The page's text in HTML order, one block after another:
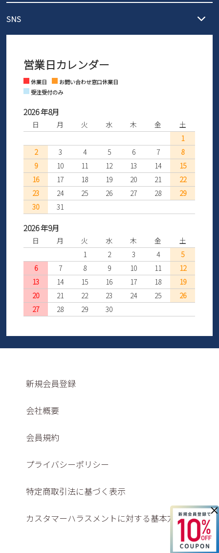
×
発送日・送料詳細については
ご利用ください。
ントとしても安心してご利用いただけるよう、サイズ交換の受付期
さい。
営業時間：11時～17時
※土日祝はお問い合わせ窓口休業日となります。
SNS
Facebook Instagram
営業日カレンダー
休業日
お問い合わせ窓口休業日
受注受付のみ
2026 年8月
日 月 火 水 木 金
土
1
2
3 4 5 6 7
8
9
10 11 12 13 14
15
16
17 18 19 20 21
22
23
24 25 26 27 28
29
30
31
2026 年9月
日 月 火 水 木 金
土
1
2 3 4
5
6
7 8 9 10 11
12
13
14 15 16 17 18
19
20
21 22 23 24 25
26
27
28 29 30
新規会員登録
会社概要
会員規約
プライバシーポリシー
特定商取引法に基づく表示
カスタマーハラスメントに対する基本方針